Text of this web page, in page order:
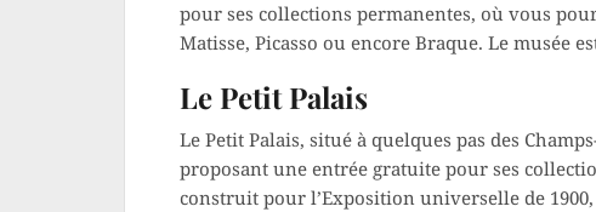
pour ses collections permanentes, où vous
Matisse, Picasso ou encore Braque. Le musée
Le Petit Palais
Le Petit Palais, situé à quelques pas des
proposant une entrée gratuite pour ses
construit pour l’Exposition universelle de